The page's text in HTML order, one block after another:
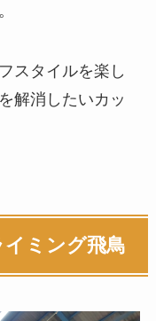
スタイルを楽し
解消したいカッ
ミング飛鳥